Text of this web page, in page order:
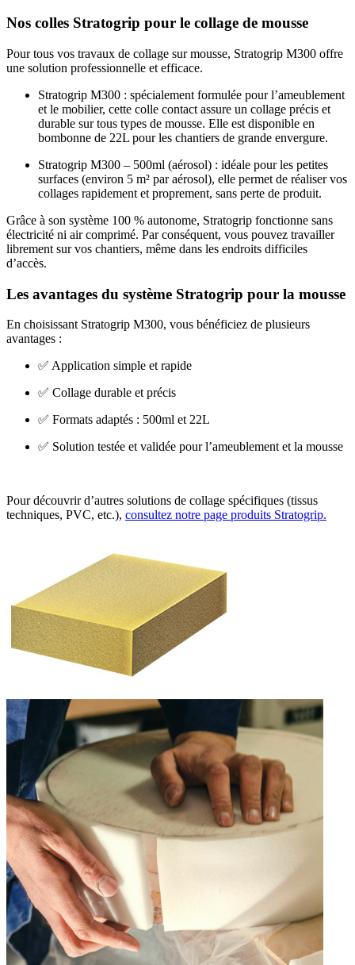
Nos colles Stratogrip pour le collage de mousse
Pour tous vos travaux de collage sur mousse, Stratogrip M300 offre
une solution professionnelle et efficace.
Stratogrip M300 : spécialement formulée pour l’ameublement
et le mobilier, cette colle contact assure un collage précis et
durable sur tous types de mousse. Elle est disponible en
bombonne de 22L pour les chantiers de grande envergure.
Stratogrip M300 – 500ml (aérosol) : idéale pour les petites
surfaces (environ 5 m² par aérosol), elle permet de réaliser vos
collages rapidement et proprement, sans perte de produit.
Grâce à son système 100 % autonome, Stratogrip fonctionne sans
électricité ni air comprimé. Par conséquent, vous pouvez travailler
librement sur vos chantiers, même dans les endroits difficiles
d’accès.
Les avantages du système Stratogrip pour la mousse
En choisissant Stratogrip M300, vous bénéficiez de plusieurs
avantages :
✅ Application simple et rapide
✅ Collage durable et précis
✅ Formats adaptés : 500ml et 22L
✅ Solution testée et validée pour l’ameublement et la mousse
Pour découvrir d’autres solutions de collage spécifiques (tissus
techniques, PVC, etc.), consultez notre page produits Stratogrip.